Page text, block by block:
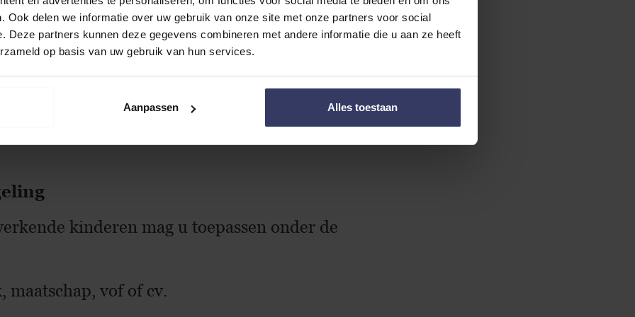
Ook delen we informatie over uw gebruik van onze site met onze partners voor social
Deze partners kunnen deze gegevens combineren met andere informatie die u aan ze heeft
op basis van uw gebruik van hun services.
Aanpassen Alles toestaan
van de loonheffingen is dus de situatie (zoals de
U moet wel de tarieven van het voorgaande
inhoudt op het loon van het
loonheffing een voordeel dat u bij het loon
kinderen mag u toepassen onder de
maatschap, vof of cv.